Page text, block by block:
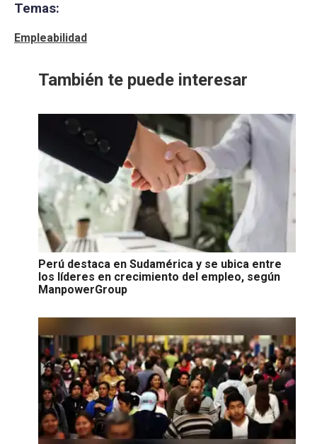
Temas:
Empleabilidad
También te puede interesar
Perú destaca en Sudamérica y se ubica entre
los líderes en crecimiento del empleo, según
ManpowerGroup